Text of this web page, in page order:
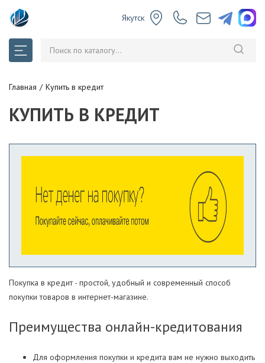
Якутск
Главная Купить в кредит
КУПИТЬ В КРЕДИТ
Покупка в кредит - простой, удобный и современный способ
покупки товаров в интернет-магазине.
Преимущества онлайн-кредитования
Для оформления покупки и кредита вам не нужно выходить